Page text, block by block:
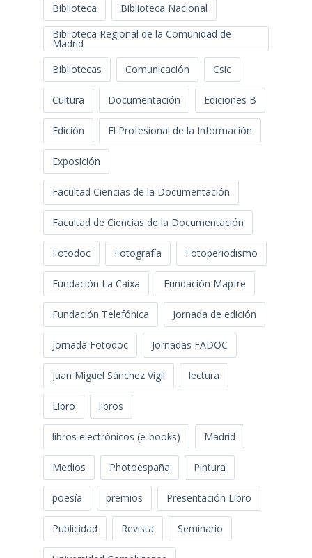
Biblioteca
Biblioteca Nacional
Biblioteca Regional de la Comunidad de
Madrid
Bibliotecas
Comunicación Csic
Cultura Documentación Ediciones B
Edición El Profesional de la Información
Exposición
Facultad Ciencias de la Documentación
Facultad de Ciencias de la Documentación
Fotodoc Fotografía Fotoperiodismo
Fundación La Caixa Fundación Mapfre
Fundación Telefónica Jornada de edición
Jornada Fotodoc Jornadas FADOC
Juan Miguel Sánchez Vigil lectura
Libro libros
libros electrónicos (e-books) Madrid
Medios Photoespaña Pintura
poesía premios Presentación Libro
Publicidad Revista Seminario